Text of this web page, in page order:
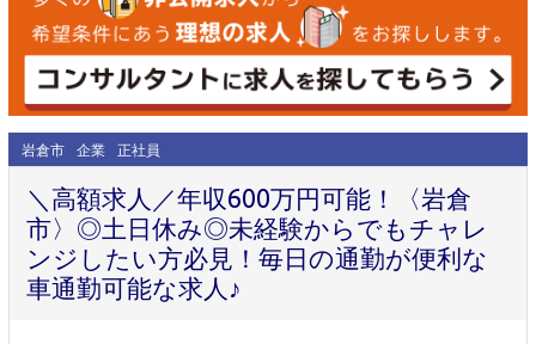
岩倉市 企業 正社員
＼高額求人／年収600万円可能！〈岩倉
市〉◎土日休み◎未経験からでもチャレ
ンジしたい方必見！毎日の通勤が便利な
車通勤可能な求人♪